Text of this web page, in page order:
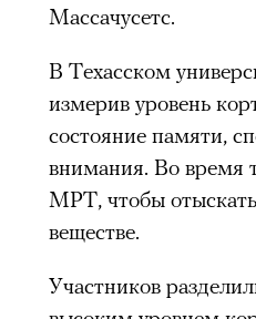
Массачусетс.
В Техасском
измерив уровень
состояние памяти,
внимания. Во время
МРТ, чтобы
веществе.
Участников
опасность
максимумом для
несчастных случаев
Shimbun
вести»). На
альпинистов, а в
сообщества стал
опытных